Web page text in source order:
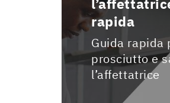
rapida
Guida rapida
prosciutto e
l’affettatrice